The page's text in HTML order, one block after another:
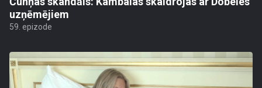
uzņēmējiem
59. epizode